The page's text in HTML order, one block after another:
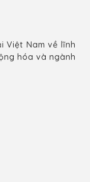
Việt Nam về lĩnh
hóa và ngành